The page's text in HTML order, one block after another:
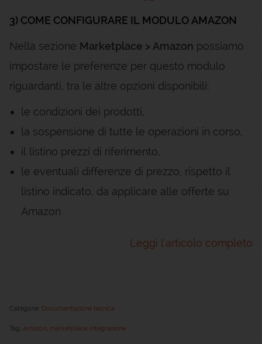
3) COME CONFIGURARE IL MODULO AMAZON
Nella sezione Marketplace > Amazon possiamo
impostare le preferenze per questo modulo
riguardanti, tra le altre opzioni disponibili:
le condizioni dei prodotti,
la sospensione di tutte le operazioni in corso,
il listino prezzi di riferimento,
le eventuali differenze di prezzo, rispetto il
listino indicato, da applicare alle offerte su
Amazon
Leggi l'articolo completo
Categorie: Documentazione tecnica
Tag: Amazon, marketplace, integrazione